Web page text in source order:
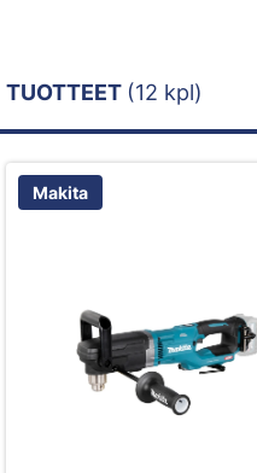
TUOTTEET (12 kpl)
Makita